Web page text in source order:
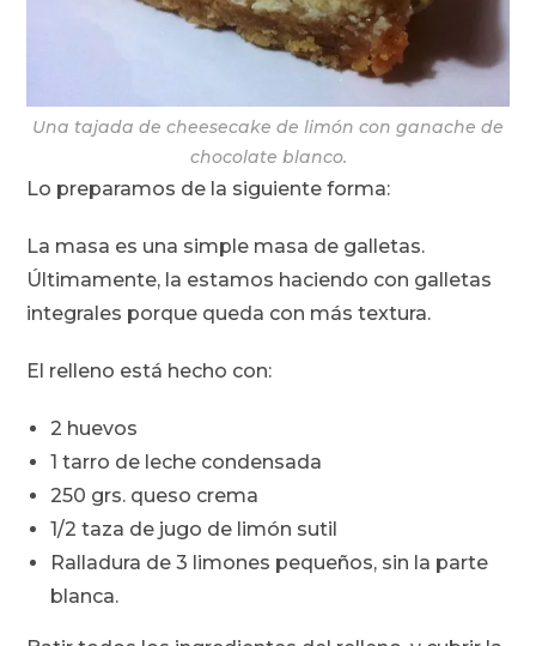
Una tajada de cheesecake de limón con ganache de
chocolate blanco.
Lo preparamos de la siguiente forma:
La masa es una simple masa de galletas.
Últimamente, la estamos haciendo con galletas
integrales porque queda con más textura.
El relleno está hecho con:
2 huevos
1 tarro de leche condensada
250 grs. queso crema
1/2 taza de jugo de limón sutil
Ralladura de 3 limones pequeños, sin la parte
blanca.